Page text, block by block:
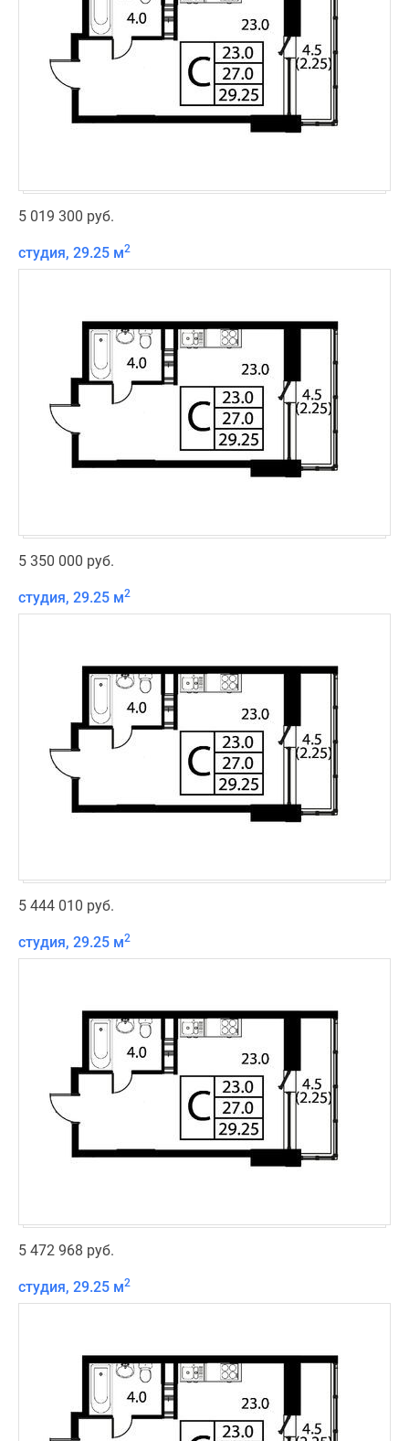
5 019 300 руб.
студия, 29.25 м2
5 350 000 руб.
студия, 29.25 м2
5 444 010 руб.
студия, 29.25 м2
5 472 968 руб.
студия, 29.25 м2